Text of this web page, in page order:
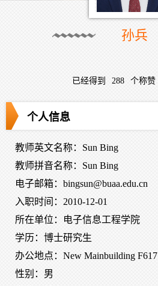
孙兵
已经得到 288 个称赞
个人信息
教师英文名称：Sun Bing
教师拼音名称：Sun Bing
电子邮箱： bingsun@buaa.edu.cn
入职时间：2010-12-01
所在单位：电子信息工程学院
学历：博士研究生
办公地点：New Mainbuilding F617
性别：男